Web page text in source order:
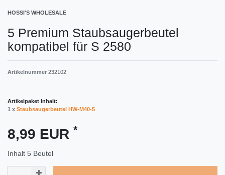
HOSSI'S WHOLESALE
5 Premium Staubsaugerbeutel
kompatibel für S 2580
Artikelnummer 232102
Artikelpaket Inhalt:
1 x Staubsaugerbeutel HW-M40-5
8,99 EUR *
Inhalt 5 Beutel